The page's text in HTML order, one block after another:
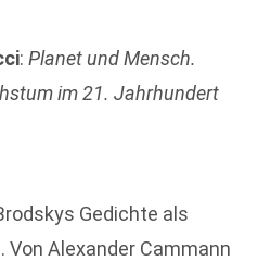
: Planet und Mensch.
im 21. Jahrhundert
Gedichte als
Alexander Cammann